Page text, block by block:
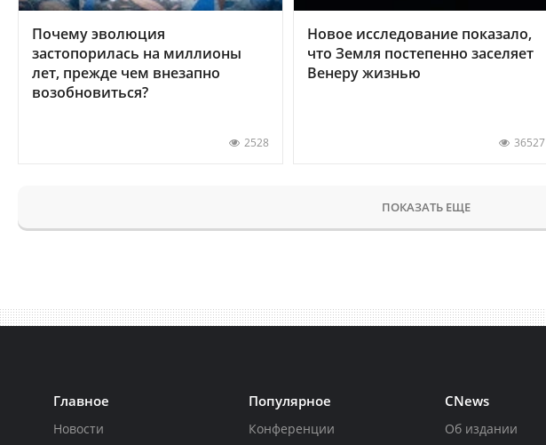
Почему эволюция
застопорилась на миллионы
лет, прежде чем внезапно
возобновиться?
2528
Новое исследование показало,
что Земля постепенно заселяет
Венеру жизнью
36527
ПОКАЗАТЬ ЕЩЕ
Главное
Новости
Популярное
Конференции
CNews
Об издании